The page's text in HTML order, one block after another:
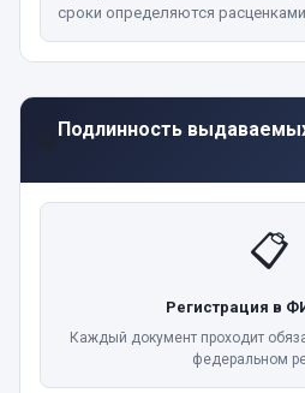
сроки определяются
Подлинность
📋
Регистрация в
Каждый документ проходит
федеральном